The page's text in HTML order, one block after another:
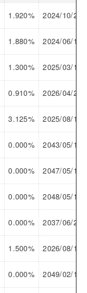
1.920% 2024/10/25
1.880% 2024/06/18
1.300% 2025/03/12
0.910% 2026/04/27
3.125% 2025/08/15
0.000% 2043/05/15
0.000% 2047/05/15
0.000% 2048/05/15
0.000% 2037/06/29
1.500% 2026/08/15
0.000% 2049/02/15